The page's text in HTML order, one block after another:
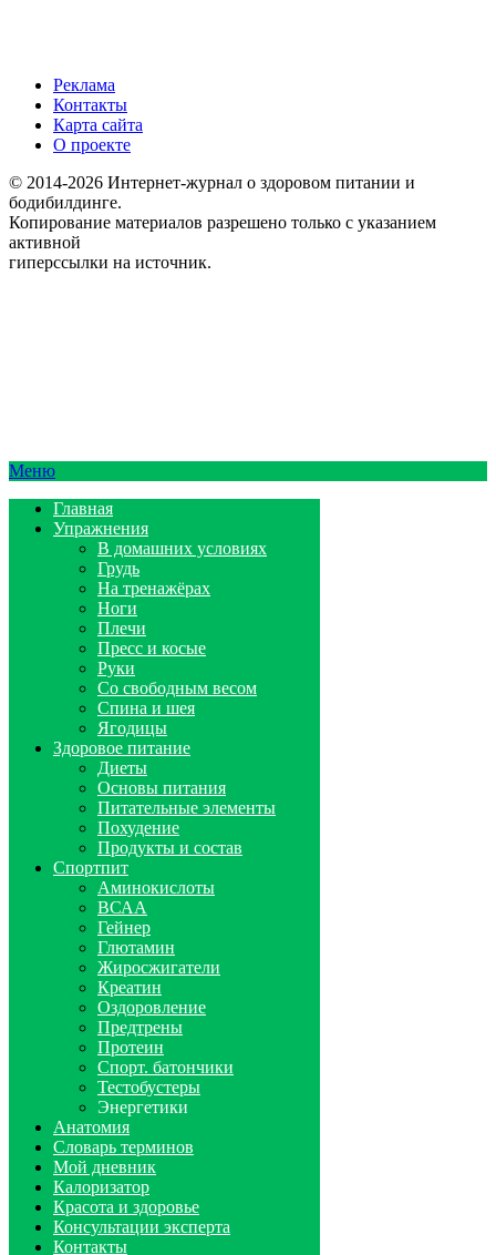
Реклама
Контакты
Карта сайта
О проекте
© 2014-2026 Интернет-журнал о здоровом питании и
бодибилдинге.
Копирование материалов разрешено только с указанием
активной
гиперссылки на источник.
Меню
Главная
Упражнения
В домашних условиях
Грудь
На тренажёрах
Ноги
Плечи
Пресс и косые
Руки
Со свободным весом
Спина и шея
Ягодицы
Здоровое питание
Диеты
Основы питания
Питательные элементы
Похудение
Продукты и состав
Спортпит
Аминокислоты
ВСАА
Гейнер
Глютамин
Жиросжигатели
Креатин
Оздоровление
Предтрены
Протеин
Спорт. батончики
Тестобустеры
Энергетики
Анатомия
Словарь терминов
Мой дневник
Калоризатор
Красота и здоровье
Консультации эксперта
Контакты